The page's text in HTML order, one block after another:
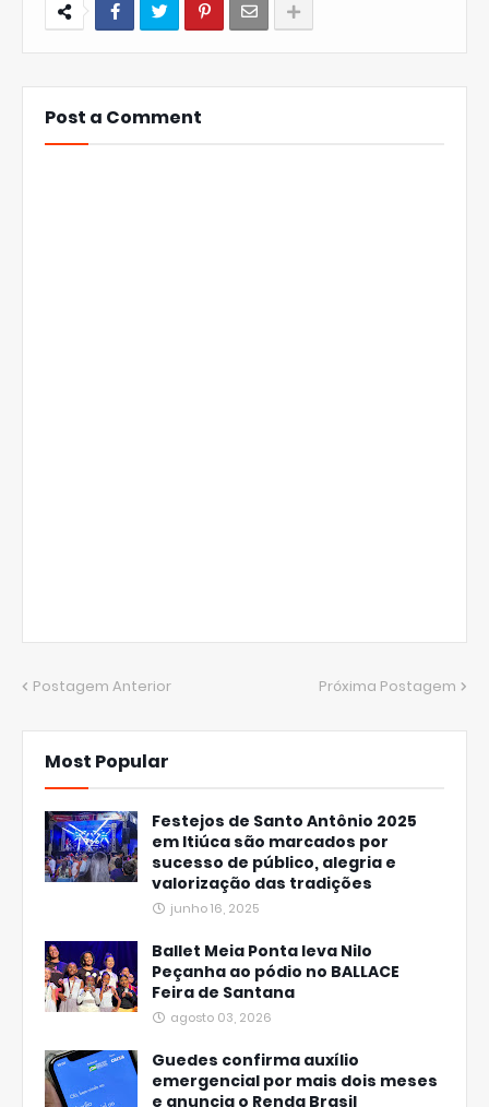
Post a Comment
Postagem Anterior Próxima Postagem
Most Popular
Festejos de Santo Antônio 2025
em Itiúca são marcados por
sucesso de público, alegria e
valorização das tradições
junho 16, 2025
Ballet Meia Ponta leva Nilo
Peçanha ao pódio no BALLACE
Feira de Santana
agosto 03, 2026
Guedes confirma auxílio
emergencial por mais dois meses
e anuncia o Renda Brasil